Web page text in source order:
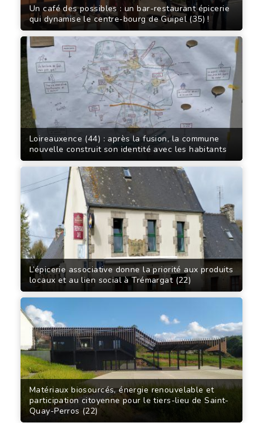
Un café des possibles : un bar-restaurant épicerie
qui dynamise le centre-bourg de Guipel (35) !
Loireauxence (44) : après la fusion, la commune
nouvelle construit son identité avec les habitants
L’épicerie associative donne la priorité aux produits
locaux et au lien social à Trémargat (22)
Matériaux biosourcés, énergie renouvelable et
participation citoyenne pour le tiers-lieu de Saint-
Quay-Perros (22)